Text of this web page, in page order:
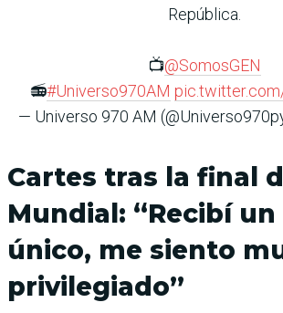
República.
📺@SomosGEN
📻#Universo970AM
— Universo 970 AM
Cartes tras la final
Mundial: “Recibí
único, me siento
privilegiado”